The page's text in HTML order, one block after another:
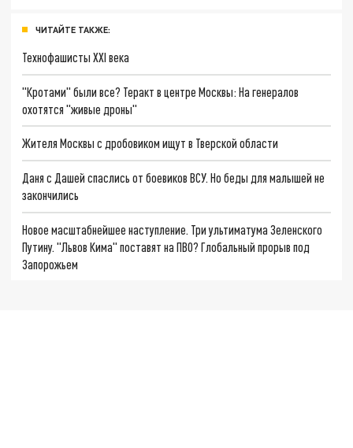
ЧИТАЙТЕ ТАКЖЕ:
Технофашисты XXI века
"Кротами" были все? Теракт в центре Москвы: На генералов
охотятся "живые дроны"
Жителя Москвы с дробовиком ищут в Тверской области
Даня с Дашей спаслись от боевиков ВСУ. Но беды для малышей не
закончились
Новое масштабнейшее наступление. Три ультиматума Зеленского
Путину. "Львов Кима" поставят на ПВО? Глобальный прорыв под
Запорожьем